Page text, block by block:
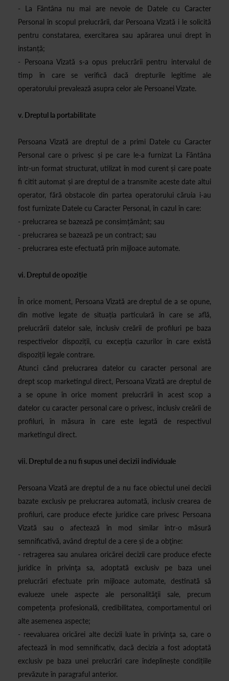
- La Fântâna nu mai are nevoie de Datele cu Caracter
Personal în scopul prelucrării, dar Persoana Vizată i le solicită
pentru constatarea, exercitarea sau apărarea unui drept în
instanță;
- Persoana Vizată s-a opus prelucrării pentru intervalul de
timp în care se verifică dacă drepturile legitime ale
operatorului prevalează asupra celor ale Persoanei Vizate.
v. Dreptul la portabilitate
Persoana Vizată are dreptul de a primi Datele cu Caracter
Personal care o privesc și pe care le-a furnizat La Fântâna
într-un format structurat, utilizat în mod curent și care poate
fi citit automat și are dreptul de a transmite aceste date altui
operator, fără obstacole din partea operatorului căruia i-au
fost furnizate Datele cu Caracter Personal, în cazul în care:
- prelucrarea se bazează pe consimțământ; sau
- prelucrarea se bazează pe un contract; sau
- prelucrarea este efectuată prin mijloace automate.
vi. Dreptul de opoziție
În orice moment, Persoana Vizată are dreptul de a se opune,
din motive legate de situația particulară în care se află,
prelucrării datelor sale, inclusiv creării de profiluri pe baza
respectivelor dispozițîi, cu excepția cazurilor în care există
dispoziții legale contrare.
Atunci când prelucrarea datelor cu caracter personal are
drept scop marketingul direct, Persoana Vizată are dreptul de
a se opune în orice moment prelucrării în acest scop a
datelor cu caracter personal care o privesc, inclusiv creării de
profiluri, în măsura în care este legată de respectivul
marketingul direct.
vii. Dreptul de a nu fi supus unei decizii individuale
Persoana Vizată are dreptul de a nu face obiectul unei decizii
bazate exclusiv pe prelucrarea automată, inclusiv crearea de
profiluri, care produce efecte juridice care privesc Persoana
Vizată sau o afectează în mod similar într-o măsură
semnificativă, având dreptul de a cere și de a obţine:
- retragerea sau anularea oricărei decizii care produce efecte
juridice în privinţa sa, adoptată exclusiv pe baza unei
prelucrări efectuate prin mijloace automate, destinată să
evalueze unele aspecte ale personalităţii sale, precum
competența profesională, credibilitatea, comportamentul ori
alte asemenea aspecte;
- reevaluarea oricărei alte decizii luate în privinţa sa, care o
afectează în mod semnificativ, dacă decizia a fost adoptată
exclusiv pe baza unei prelucrări care îndeplinește condițiile
prevăzute în paragraful anterior.